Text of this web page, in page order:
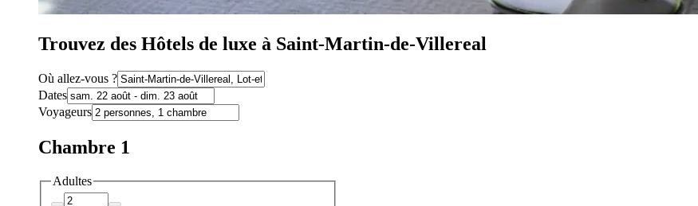
Trouvez des Hôtels de luxe à Saint-Martin-de-Villereal
Où allez-vous ?
Dates
Voyageurs
Chambre 1
Adultes